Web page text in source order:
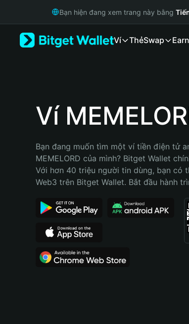
Русский
Bahasa Indonesia
Português (Brasil)
Bạn hiện đang xem trang này bằng
Ví ThẻSwap Earn
Ví
Bạn đang muốn tìm một ví tiền điện tử
MEMELORD của mình? Bitget Wallet
Với hơn 40 triệu người tin dùng, bạn có
Web3 trên Bitget Wallet. Bắt đầu hành